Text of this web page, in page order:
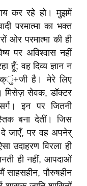
कर रहे हो। मुझमें
परमात्मा का भक्त
ओर परमात्मा की ही
पर अविश्वास नहीं
हूँ; वह दिव्य ज्ञान न
क्ुं+जी है। मेरे लिए
मिसेज़ सेवक, डॉक्टर
इन पर जितनी
बना देतीं। जिस
दे जाएँ, पर वह अपनेर्
उदाहरण विरला ही
ही नहीं, आपदाओं
साहसहीन, पौरुषहीन